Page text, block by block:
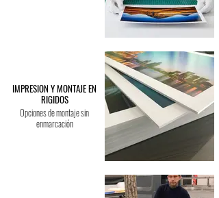
IMPRESION Y MONTAJE EN
RIGIDOS
Opciones de montaje sin
enmarcación